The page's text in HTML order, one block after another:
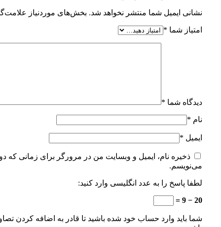
نشانی ایمیل شما منتشر نخواهد شد. بخش‌های موردنیاز
امتیاز شما *
دیدگاه شما *
نام *
ایمیل *
ذخیره نام، ایمیل و وبسایت من در مرورگر برای زمانی که
می‌نویسم.
لطفا پاسخ را به عدد انگلیسی وارد کنید:
20 − 9 =
شما باید وارد حساب خود شده باشید تا قادر به اضافه کردن